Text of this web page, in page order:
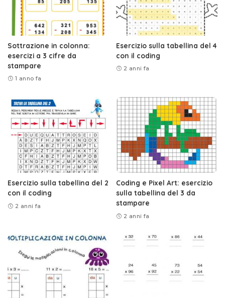
Sottrazione in colonna:
esercizi a 3 cifre da
stampare
1 anno fa
Esercizio sulla tabellina del 4
con il coding
2 anni fa
Esercizio sulla tabellina del 2
con il coding
2 anni fa
Coding e Pixel Art: esercizio
sulla tabellina del 3 da
stampare
2 anni fa